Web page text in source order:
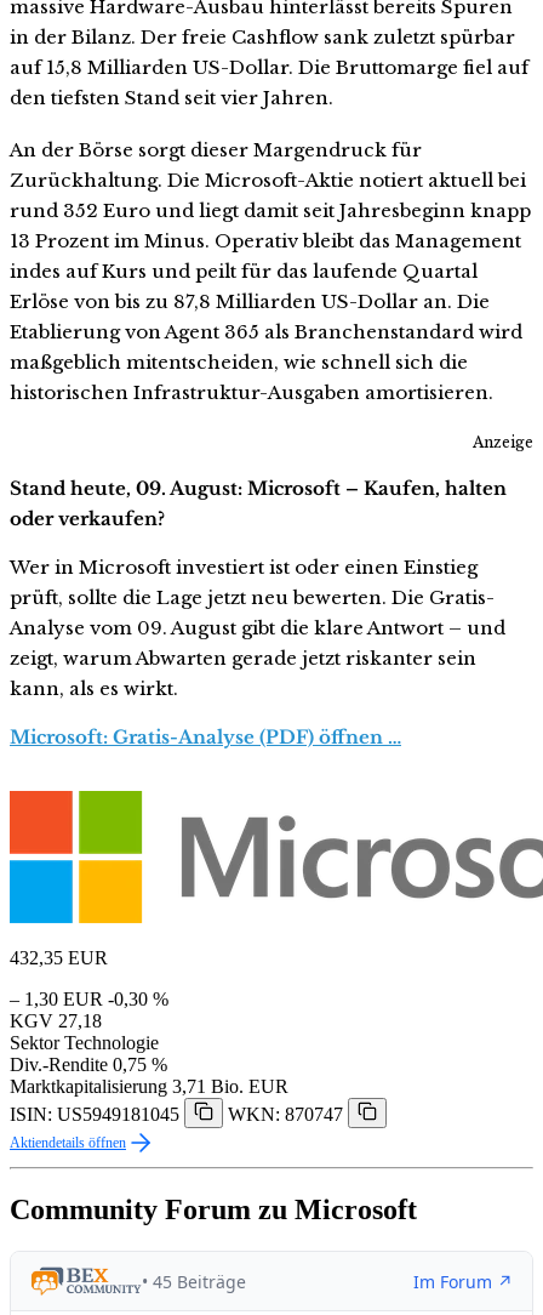
massive Hardware-Ausbau hinterlässt bereits Spuren
in der Bilanz. Der freie Cashflow sank zuletzt spürbar
auf 15,8 Milliarden US-Dollar. Die Bruttomarge fiel auf
den tiefsten Stand seit vier Jahren.
An der Börse sorgt dieser Margendruck für
Zurückhaltung. Die Microsoft-Aktie notiert aktuell bei
rund 352 Euro und liegt damit seit Jahresbeginn knapp
13 Prozent im Minus. Operativ bleibt das Management
indes auf Kurs und peilt für das laufende Quartal
Erlöse von bis zu 87,8 Milliarden US-Dollar an. Die
Etablierung von Agent 365 als Branchenstandard wird
maßgeblich mitentscheiden, wie schnell sich die
historischen Infrastruktur-Ausgaben amortisieren.
Anzeige
Stand heute, 09. August: Microsoft – Kaufen, halten
oder verkaufen?
Wer in Microsoft investiert ist oder einen Einstieg
prüft, sollte die Lage jetzt neu bewerten. Die Gratis-
Analyse vom 09. August gibt die klare Antwort – und
zeigt, warum Abwarten gerade jetzt riskanter sein
kann, als es wirkt.
Microsoft: Gratis-Analyse (PDF) öffnen …
432,35 EUR
– 1,30 EUR -0,30 %
KGV 27,18
Sektor Technologie
Div.-Rendite 0,75 %
Marktkapitalisierung 3,71 Bio. EUR
ISIN: US5949181045
WKN: 870747
Aktiendetails öffnen
Community Forum zu Microsoft